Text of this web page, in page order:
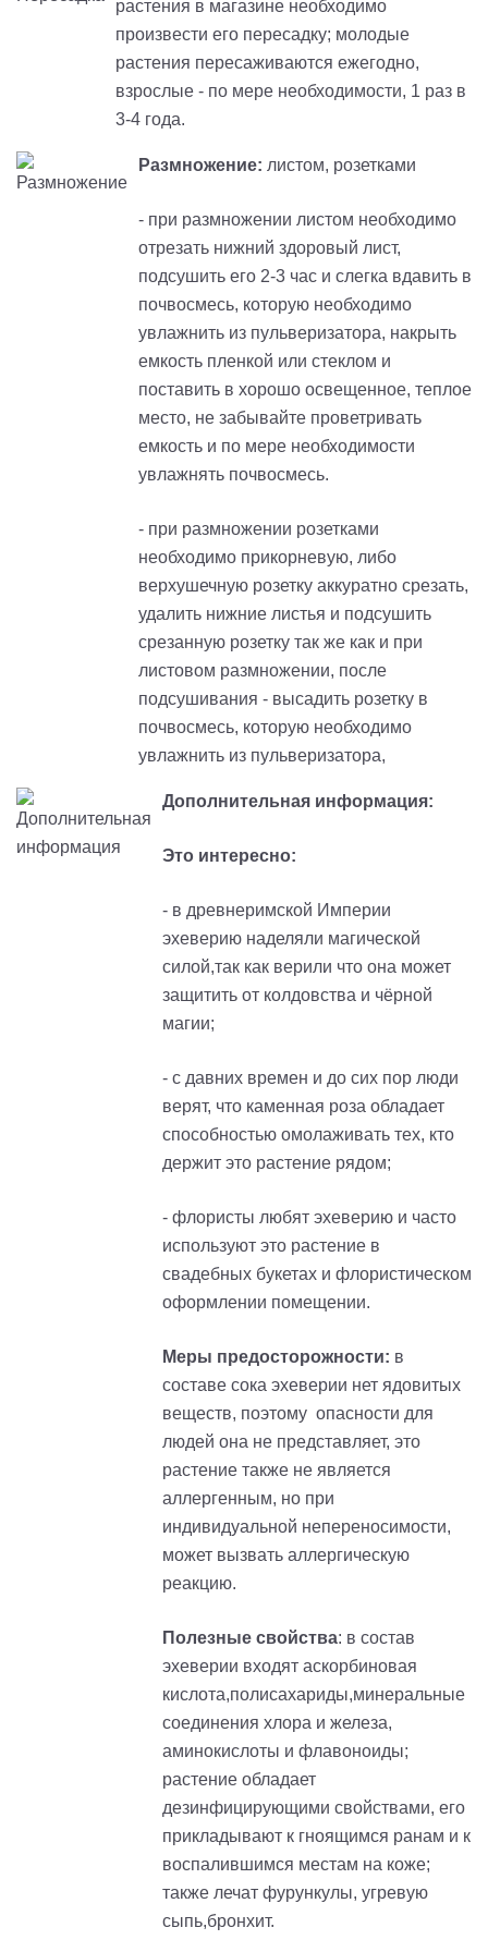
растения в магазине необходимо
произвести его пересадку; молодые
растения пересаживаются ежегодно,
взрослые - по мере необходимости, 1 раз в
3-4 года.
Размножение: листом, розетками
- при размножении листом необходимо
отрезать нижний здоровый лист,
подсушить его 2-3 час и слегка вдавить в
почвосмесь, которую необходимо
увлажнить из пульверизатора, накрыть
емкость пленкой или стеклом и
поставить в хорошо освещенное, теплое
место, не забывайте проветривать
емкость и по мере необходимости
увлажнять почвосмесь.
- при размножении розетками
необходимо прикорневую, либо
верхушечную розетку аккуратно срезать,
удалить нижние листья и подсушить
срезанную розетку так же как и при
листовом размножении, после
подсушивания - высадить розетку в
почвосмесь, которую необходимо
увлажнить из пульверизатора,
Дополнительная информация:
Это интересно:
- в древнеримской Империи
эхеверию наделяли магической
силой,так как верили что она может
защитить от колдовства и чёрной
магии;
- с давних времен и до сих пор люди
верят, что каменная роза обладает
способностью омолаживать тех, кто
держит это растение рядом;
- флористы любят эхеверию и часто
используют это растение в
свадебных букетах и флористическом
оформлении помещении.
Меры предосторожности: в
составе сока эхеверии нет ядовитых
веществ, поэтому опасности для
людей она не представляет, это
растение также не является
аллергенным, но при
индивидуальной непереносимости,
может вызвать аллергическую
реакцию.
Полезные свойства: в состав
эхеверии входят аскорбиновая
кислота,полисахариды,минеральные
соединения хлора и железа,
аминокислоты и флавоноиды;
растение обладает
дезинфицирующими свойствами, его
прикладывают к гноящимся ранам и к
воспалившимся местам на коже;
также лечат фурункулы, угревую
сыпь,бронхит.